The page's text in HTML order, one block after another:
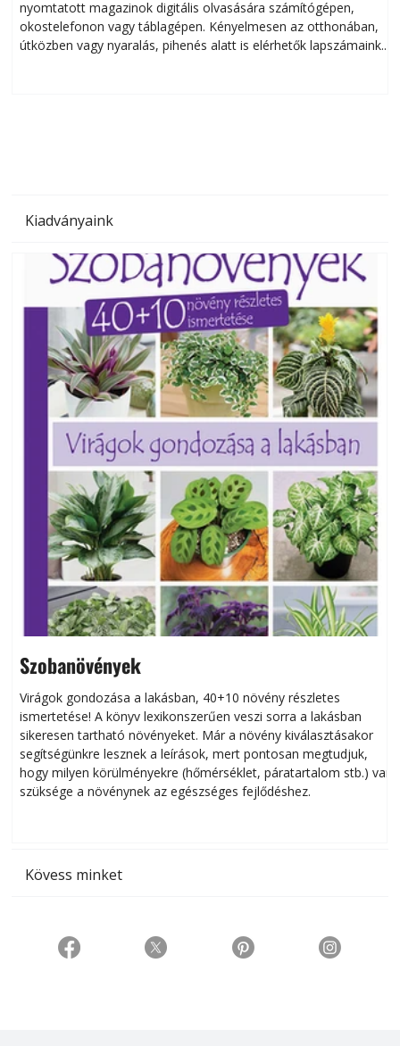
nyomtatott magazinok digitális olvasására számítógépen,
okostelefonon vagy táblagépen. Kényelmesen az otthonában,
útközben vagy nyaralás, pihenés alatt is elérhetők lapszámaink.
Kiadványaink
Szobanövények
Virágok gondozása a lakásban, 40+10 növény részletes
ismertetése! A könyv lexikonszerűen veszi sorra a lakásban
sikeresen tart­ha­tó növényeket. Már a növény kiválasztásakor
segítségünkre lesznek a leírások, mert pontosan megtudjuk,
hogy milyen körülményekre (hőmérséklet, páratartalom stb.) van
szüksége a növénynek az egészséges fejlődéshez.
Kövess minket